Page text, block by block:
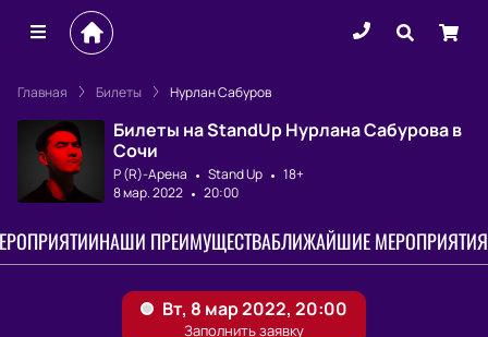
Главная Билеты Нурлан Сабуров
Билеты на StandUp Нурлана Сабурова в
Сочи
Р (R)-Арена Stand Up
18+
8 мар. 2022
20:00
НАШИ ПРЕИМУЩЕСТВАБЛИЖАЙШИЕ МЕРОПРИЯТИЯ